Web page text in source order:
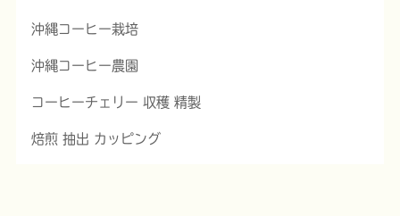
沖縄コーヒー栽培
沖縄コーヒー農園
コーヒーチェリー 収穫 精製
焙煎 抽出 カッピング